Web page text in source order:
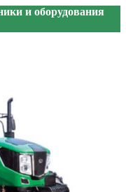
и оборудования